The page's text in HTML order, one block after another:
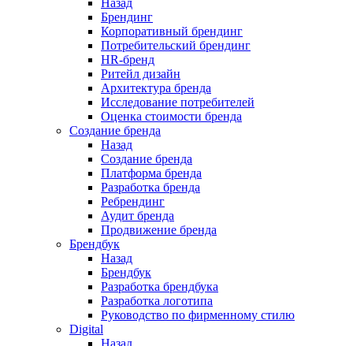
Назад
Брендинг
Корпоративный брендинг
Потребительский брендинг
НR-бренд
Ритейл дизайн
Архитектура бренда
Исследование потребителей
Оценка стоимости бренда
Создание бренда
Назад
Создание бренда
Платформа бренда
Разработка бренда
Ребрендинг
Аудит бренда
Продвижение бренда
Брендбук
Назад
Брендбук
Разработка брендбука
Разработка логотипа
Руководство по фирменному стилю
Digital